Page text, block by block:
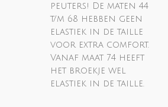
peuters!
De maten 44
t/m 68 hebben geen
elastiek in de taille
voor extra comfort.
Vanaf maat 74 heeft
het broekje wel
elastiek in de taille.